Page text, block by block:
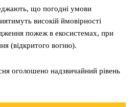
що погодні умови
високій ймовірності
пожеж в екосистемах, при
(відкритого вогню).
оголошено надзвичайний рівень